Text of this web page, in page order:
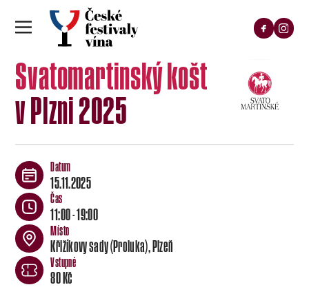
Svatomartinský košt
v Plzni 2025
15.11.2025
11:00 - 19:00
Křižíkovy sady (Proluka), Plzeň
80 Kč